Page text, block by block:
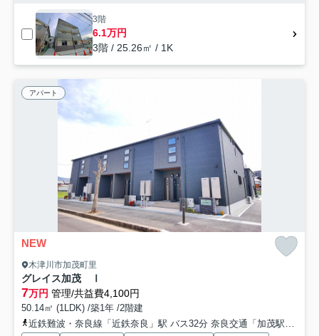
3階
6.1万円
3階 / 25.26㎡ / 1K
アパート
NEW
木津川市加茂町里
グレイス加茂 Ⅰ
7万円 管理/共益費4,100円
50.14㎡ (1LDK) /築1年 /2階建
近鉄難波・奈良線「近鉄奈良」駅 バス32分 奈良交通「加茂駅〔東口〕」 停歩13分